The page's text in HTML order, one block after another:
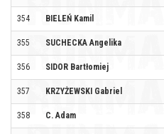
354 BIELEŃ Kamil
355 SUCHECKA Angelika
356 SIDOR Bartłomiej
357 KRZYŻEWSKI Gabriel
358 C. Adam